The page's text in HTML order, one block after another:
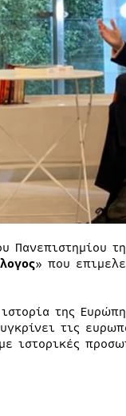
Πανεπιστημίου
» που
της
τις
ιστορικές